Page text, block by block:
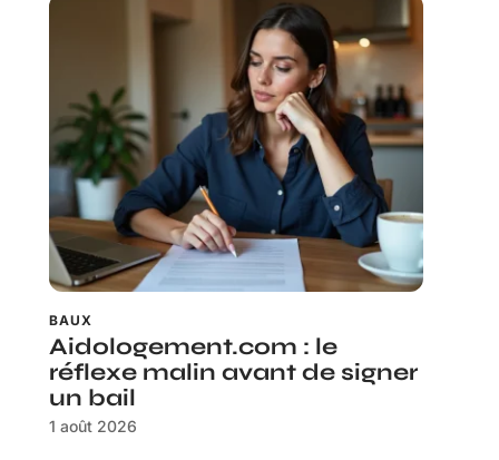
BAUX
Aidologement.com : le
réflexe malin avant de signer
un bail
1 août 2026